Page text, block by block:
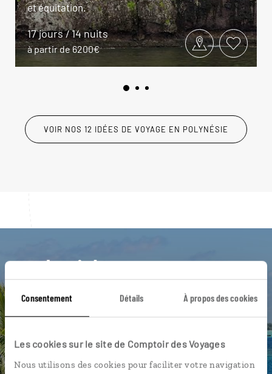
Consentement Détails À propos des cookies
Les cookies sur le site de Comptoir des Voyages
Nous utilisons des cookies pour faciliter votre navigation
et équitation.
17 jours / 14 nuits
à partir de 6200€
VOIR NOS 12 IDÉES DE VOYAGE EN POLYNÉSIE
Luciole,
l'appli qui vous guide en
Polynésie
en 1 clic
Notre sélection de roulottes